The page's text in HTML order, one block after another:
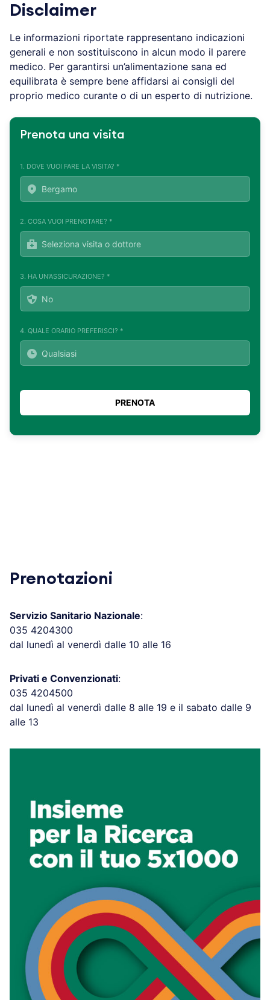
Disclaimer
Le informazioni riportate rappresentano indicazioni
generali e non sostituiscono in alcun modo il parere
medico. Per garantirsi un’alimentazione sana ed
equilibrata è sempre bene affidarsi ai consigli del
proprio medico curante o di un esperto di nutrizione.
Prenota una visita
1. DOVE VUOI FARE LA VISITA? *
2. COSA VUOI PRENOTARE? *
3. HA UN'ASSICURAZIONE? *
4. QUALE ORARIO PREFERISCI? *
Prenotazioni
Servizio Sanitario Nazionale:
035 4204300
dal lunedì al venerdì dalle 10 alle 16
Privati e Convenzionati:
035 4204500
dal lunedì al venerdì dalle 8 alle 19 e il sabato dalle 9
alle 13